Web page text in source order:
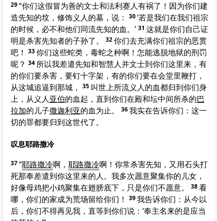
29“你们这假冒为善的文士和法利赛人有祸了！因为你们建
造先知的坟，修饰义人的墓，说：
30‘若是我们在我们祖宗
的时候，必不和他们同流先知的血。’ 31 这就是你们自己证
明是杀害先知者的子孙了。
32你们去充满你们祖宗的恶贯
吧！
33你们这些蛇类，毒蛇之种啊！怎能逃脱地狱的刑罚
呢？ 34 所以我差遣先知和智慧人并文士到你们这里来，有
的你们要杀害，要钉十字架，有的你们要在会堂里鞭打，
从这城追逼到那城，
35 叫世上所流义人的血都归到你们身
上，从义人亚伯的血起，直到你们在殿和坛中间所杀的巴
拉加的儿子撒迦利亚的血为止。 36我实在告诉你们：这一
切的罪都要归到这世代了。
叹息耶路撒冷
37“耶路撒冷啊， 耶路撒冷啊！你常杀害先知，又用石头打
死那奉差遣到你这里来的人。我多次愿意聚集你的儿女，
好像母鸡把小鸡聚集在翅膀底下，只是你们不愿意。
38看
哪，你们的家成为荒场留给你们！
39我告诉你们：从今以
后，你们不得再见我，直等到你们说：‘奉主名来的是应当